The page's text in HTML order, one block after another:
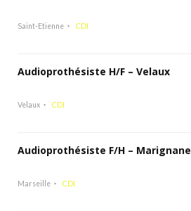
Saint-Etienne CDI
Audioprothésiste H/F – Velaux
Velaux CDI
Audioprothésiste F/H – Marignane
Marseille CDI